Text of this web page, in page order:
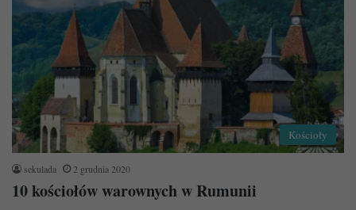
Kościoły
sekulada 2 grudnia 2020
10 kościołów warownych w Rumunii